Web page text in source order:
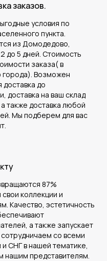
заказов.
условия по
пункта.
из Домодедово,
до 5 дней. Стоимость
заказа( в
города). Возможен
до
доставка на ваш склад
также доставка любой
Мы подберем для вас
87%
коллекции и
Качество, эстетичность
а также запускает
со всеми
СНГ в нашей тематике,
нашим представителям.